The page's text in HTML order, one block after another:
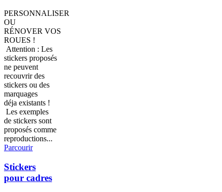
PERSONNALISER
OU
RÉNOVER VOS
ROUES !
Attention : Les
stickers proposés
ne peuvent
recouvrir des
stickers ou des
marquages
déja existants !
Les exemples
de stickers sont
proposés comme
reproductions...
Parcourir
Stickers
pour cadres